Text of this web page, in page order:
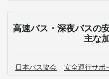
高速バス・深夜バスの
主な
日本バス協会 安全運行サポ